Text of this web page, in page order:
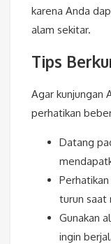
karena Anda
alam sekitar.
Tips
Agar kunjungan
perhatikan
Datang
turun saat
Gunakan
ingin